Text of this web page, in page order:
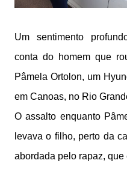
Um sentimento
conta do homem que
Pâmela Ortolon, um
em Canoas, no Rio
O assalto enquanto
levava o filho, perto da
abordada pelo rapaz,